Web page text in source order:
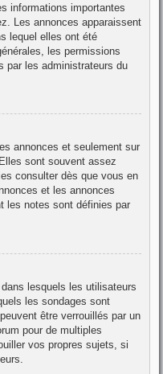
informations importantes
Les annonces apparaissent
lequel elles ont été
les permissions
par les administrateurs du
annonces et seulement sur
sont souvent assez
consulter dès que vous en
et les annonces
les notes sont définies par
lesquels les utilisateurs
les sondages sont
être verrouillés par un
pour de multiples
vos propres sujets, si